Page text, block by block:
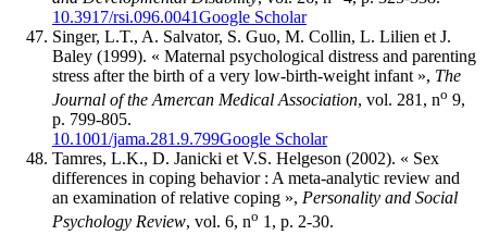
10.3917/rsi.096.0041Google Scholar
Singer, L.T., A. Salvator, S. Guo, M. Collin, L. Lilien et J.
Baley (1999). « Maternal psychological distress and parenting
stress after the birth of a very low-birth-weight infant », The
Journal of the Amercan Medical Association, vol. 281, no 9,
p. 799-805.
10.1001/jama.281.9.799Google Scholar
Tamres, L.K., D. Janicki et V.S. Helgeson (2002). « Sex
differences in coping behavior : A meta-analytic review and
an examination of relative coping », Personality and Social
Psychology Review, vol. 6, no 1, p. 2-30.